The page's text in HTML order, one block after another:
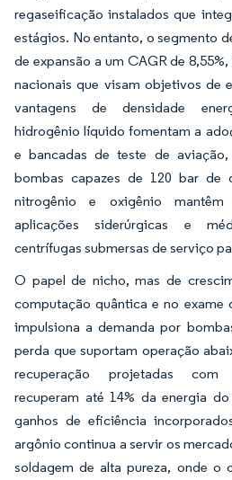
regaseificação instalados que
estágios. No entanto, o segmento
de expansão a um CAGR de
nacionais que visam objetivos de
vantagens de densidade
hidrogênio líquido fomentam a
e bancadas de teste de
bombas capazes de 120 bar de
nitrogênio e oxigênio mantêm
aplicações siderúrgicas e
centrífugas submersas de serviço
O papel de nicho, mas de
computação quântica e no exame
impulsiona a demanda por
perda que suportam operação
recuperação projetadas com
recuperam até 14% da energia
ganhos de eficiência
argônio continua a servir os
soldagem de alta pureza, onde o